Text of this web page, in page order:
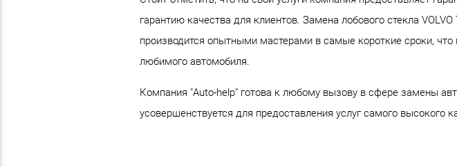
гарантию качества для клиентов. Замена лобового стекла
производится опытными мастерами в самые короткие сроки,
любимого автомобиля.
Компания "Auto-help" готова к любому вызову в сфере замены
усовершенствуется для предоставления услуг самого высокого